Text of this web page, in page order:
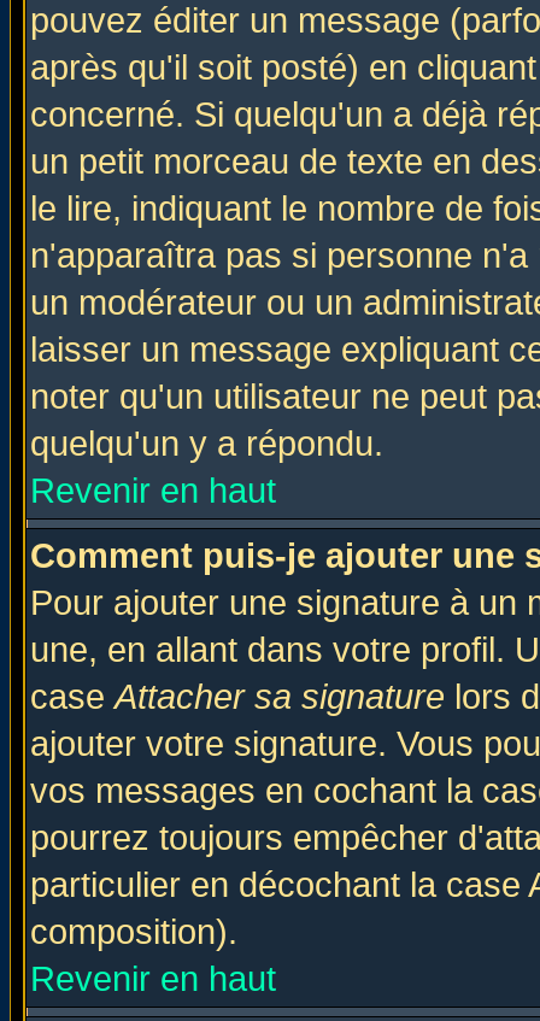
pouvez éditer un message
après qu'il soit posté) en
concerné. Si quelqu'un a déjà
un petit morceau de texte en
le lire, indiquant le nombre de
n'apparaîtra pas si personne
un modérateur ou un
laisser un message expliquant
noter qu'un utilisateur ne peut
quelqu'un y a répondu.
Revenir en haut
Comment puis-je ajouter une
Pour ajouter une signature à un
une, en allant dans votre profil.
caseAttacher sa signature lors
ajouter votre signature. Vous
vos messages en cochant la
pourrez toujours empêcher
particulier en décochant la
composition).
Revenir en haut